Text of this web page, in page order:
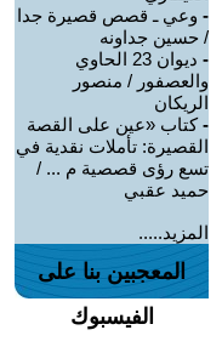
- وعي ـ قصص قصيرة جدا
/ حسين جداونه
-
ديوان 23 الحاوي
والعصفور / منصور
الريكان
-كتاب «عين على القصة
القصيرة: تأملات نقدية في
تسع رؤى قصصية م ... /
حميد عقبي
المزيد.....
المعجبين بنا على
الفيسبوك